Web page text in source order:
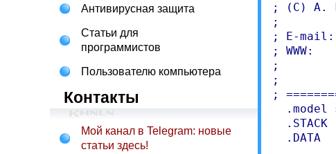
Антивирусная защита
Статьи для
программистов
Пользователю компьютера
Контакты
Мой канал в Telegram: новые
статьи здесь!
; (C) A.
;
; E-mail:
; WWW:
;
;
;
.model
.STACK
  .DATA